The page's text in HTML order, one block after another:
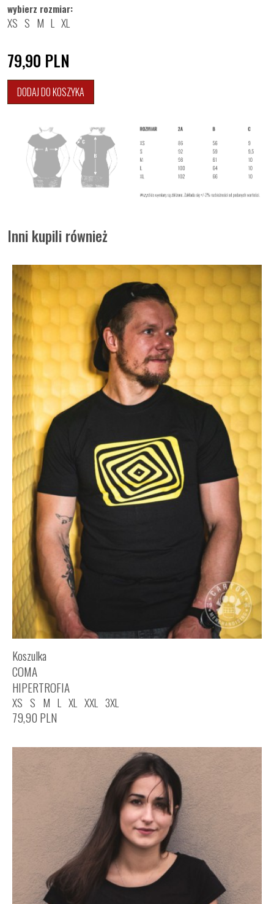
wybierz rozmiar:
XS S M L XL
79,90 PLN
DODAJ DO KOSZYKA
Inni kupili również
Koszulka
COMA
HIPERTROFIA
XS S M L XL XXL 3XL
79,90 PLN